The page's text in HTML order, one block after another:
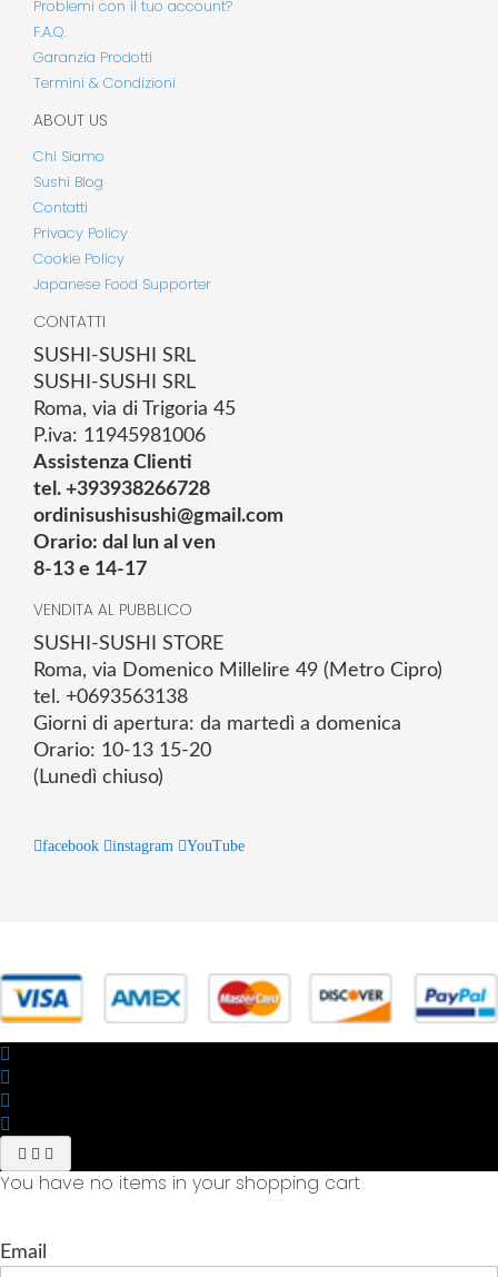
Problemi con il tuo account?
F.A.Q.
Garanzia Prodotti
Termini & Condizioni
ABOUT US
Chi Siamo
Sushi Blog
Contatti
Privacy Policy
Cookie Policy
Japanese Food Supporter
CONTATTI
SUSHI-SUSHI SRL
SUSHI-SUSHI SRL
Roma, via di Trigoria 45
P.iva: 11945981006
Assistenza Clienti
tel. +393938266728
ordinisushisushi@gmail.com
Orario: dal lun al ven
8-13 e 14-17
VENDITA AL PUBBLICO
SUSHI-SUSHI STORE
Roma, via Domenico Millelire 49 (Metro Cipro)
tel. +0693563138
Giorni di apertura: da martedì a domenica
Orario: 10-13 15-20
(Lunedì chiuso)
facebook instagram YouTube
You have no items in your shopping cart
Email